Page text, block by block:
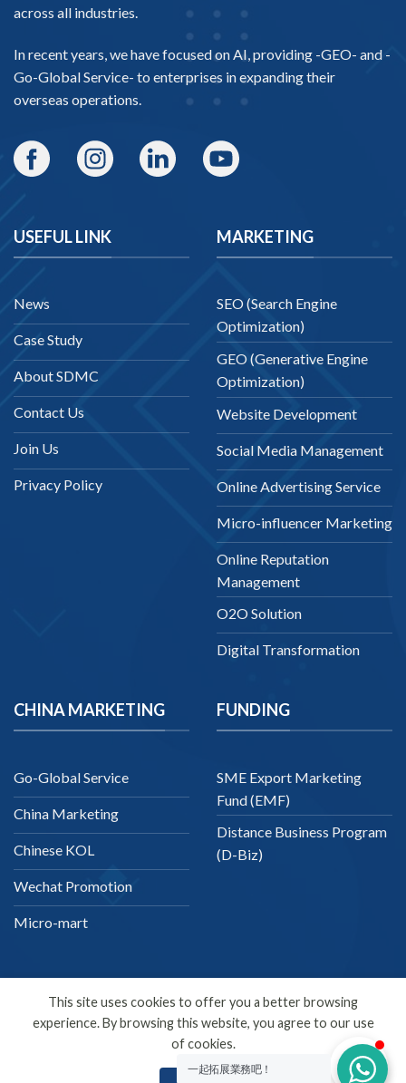
across all industries.
In recent years, we have focused on AI, providing -GEO- and -
Go-Global Service- to enterprises in expanding their
overseas operations.
USEFUL LINK
News
Case Study
About SDMC
Contact Us
Join Us
Privacy Policy
MARKETING
SEO (Search Engine
Optimization)
GEO (Generative Engine
Optimization)
Website Development
Social Media Management
Online Advertising Service
Micro-influencer Marketing
Online Reputation
Management
O2O Solution
Digital Transformation
CHINA MARKETING
Go-Global Service
China Marketing
Chinese KOL
Wechat Promotion
Micro-mart
FUNDING
SME Export Marketing
Fund (EMF)
Distance Business Program
(D-Biz)
English
Copyright 2026 ©SDMC
一起拓展業務吧！
This site uses cookies to offer you a better browsing
experience. By browsing this website, you agree to our use
of cookies.